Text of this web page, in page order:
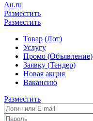
Au.ru
Разместить
Разместить
Товар (Лот)
Услугу
Промо (Объявление)
Заявку (Тендер)
Новая акция
Вакансию
Разместить